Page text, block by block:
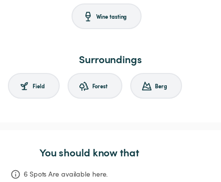
Wine tasting
Surroundings
Field Forest Berg
You should know that
6 Spots Are available here.